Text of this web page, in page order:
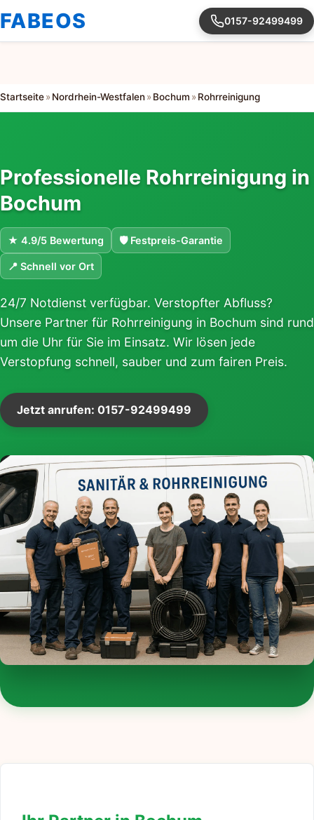
FABEOS 0157-92499499
Startseite» Nordrhein-Westfalen» Bochum » Rohrreinigung
Professionelle Rohrreinigung in
Bochum
★ 4.9/5 Bewertung 🛡 Festpreis-Garantie
📍 Schnell vor Ort
24/7 Notdienst verfügbar. Verstopfter Abfluss?
Unsere Partner für Rohrreinigung in Bochum sind rund
um die Uhr für Sie im Einsatz. Wir lösen jede
Verstopfung schnell, sauber und zum fairen Preis.
Jetzt anrufen: 0157-92499499